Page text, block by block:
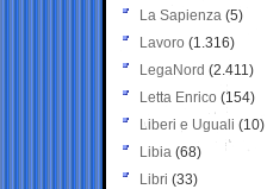
La Sapienza (5)
Lavoro (1.316)
LegaNord (2.411)
Letta Enrico (154)
Liberi e Uguali (10)
Libia (68)
Libri (33)